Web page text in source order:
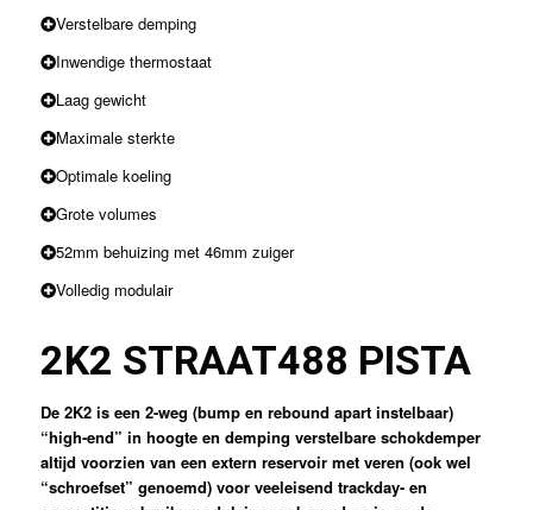
Verstelbare demping
Inwendige thermostaat
Laag gewicht
Maximale sterkte
Optimale koeling
Grote volumes
52mm behuizing met 46mm zuiger
Volledig modulair
2K2 STRAAT488 PISTA
De 2K2 is een 2-weg (bump en rebound apart instelbaar)
“high-end” in hoogte en demping verstelbare schokdemper
altijd voorzien van een extern reservoir met veren (ook wel
“schroefset” genoemd) voor veeleisend trackday- en